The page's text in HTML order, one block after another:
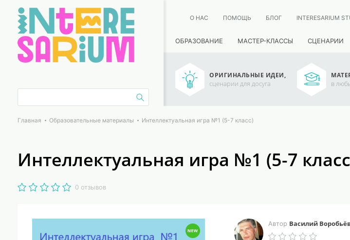
О НАС ПОМОЩЬ БЛОГ INTERESARIUM
ОБРАЗОВАНИЕ МАСТЕР-КЛАССЫ СЦЕНАРИИ
ОРИГИНАЛЬНЫЕ ИДЕИ,
сценарии для досуга в
Главная Образовательные материалы Интеллектуальная игра №1 (5-7 класс)
Интеллектуальная игра №1 (5-7
0 отзывов
Автор Василий